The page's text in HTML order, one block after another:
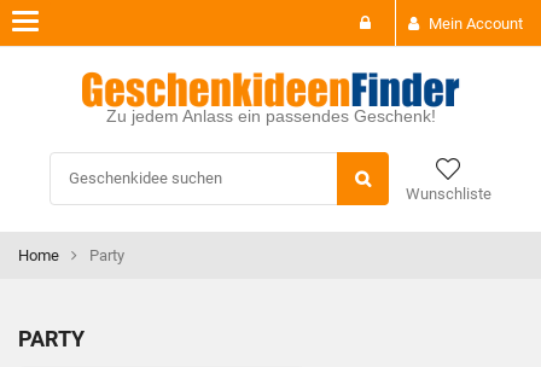
Mein Account
Zu jedem Anlass ein passendes Geschenk!
Wunschliste
Toggle
navigation
Home Party
PARTY